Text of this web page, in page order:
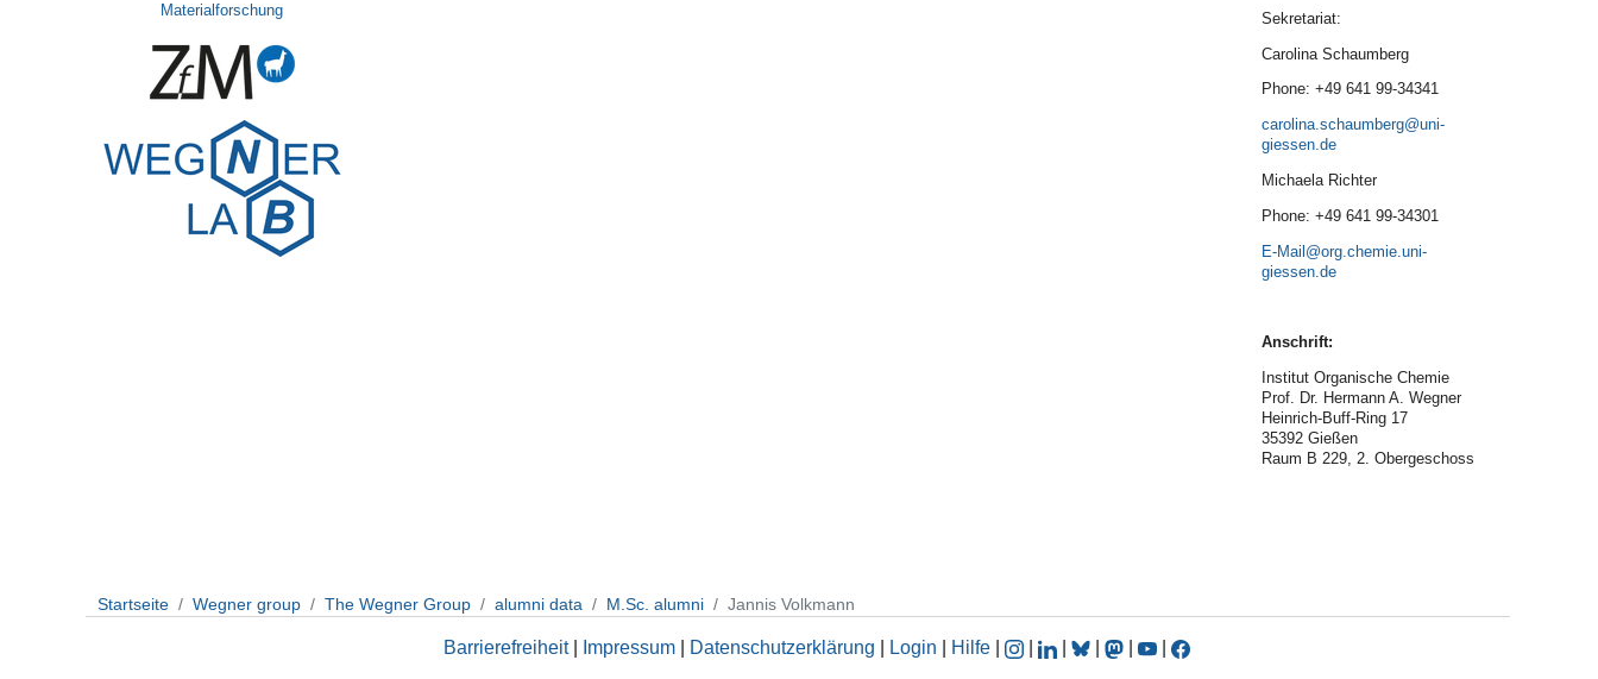
Materialforschung
Sekretariat:
Carolina Schaumberg
Phone: +49 641 99-34341
carolina.schaumberg
Michaela Richter
Phone: +49 641 99-34301
E-Mail
Anschrift:
Institut Organische Chemie
Prof. Dr. Hermann A. Wegner
Heinrich-Buff-Ring 17
35392 Gießen
Raum B 229, 2. Obergeschoss
Startseite Wegner group The Wegner Group alumni data M.Sc. alumni Jannis Volkmann
Barrierefreiheit| Impressum| Datenschutzerklärung Login Hilfe| |